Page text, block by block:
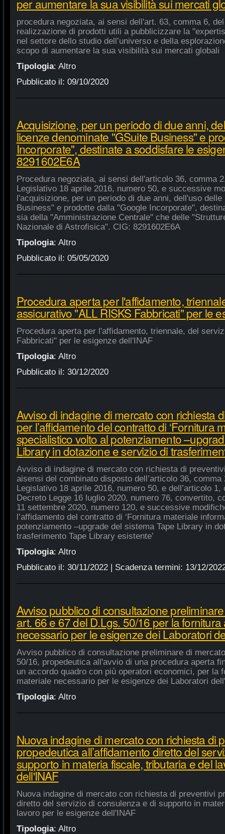
per aumentare la sua visibilità sui mercati
procedura negoziata, ai sensi dell'art. 63, comma 6,
realizzazione di prodotti utili a pubblicizzare la
nel settore dello studio dell’universo e della
scopo di aumentare la sua visibilità sui mercati globali
Tipologia: Altro
Pubblicato il: 09/10/2020
Acquisizione, per un periodo di due anni,
licenze denominate "GSuite Business" e
Incorporate", destinate a soddisfare le
8291602E6A
Procedura negoziata, ai sensi dell'articolo 36, comma
Legislativo 18 aprile 2016, numero 50, e successive
l'acquisizione, per un periodo di due anni, dell'uso
Business" e prodotte dalla "Google Incorporate",
sia della "Amministrazione Centrale" che delle
Nazionale di Astrofisica". CIG: 8291602E6A
Tipologia: Altro
Pubblicato il: 05/05/2020
Procedura aperta per l'affidamento,
assicurativo "ALL RISKS Fabbricati" per le
Procedura aperta per l'affidamento, triennale, del
Fabbricati" per le esigenze dell'INAF
Tipologia: Altro
Pubblicato il: 30/12/2020
Avviso di indagine di mercato con richiesta
per l’affidamento del contratto di ‘Fornitura
specialistico volto al potenziamento
Library in dotazione e servizio di
Avviso di indagine di mercato con richiesta di
aisensi del combinato disposto dell’articolo 36,
Legislativo 18 aprile 2016, numero 50, e dell’articolo
Decreto Legge 16 luglio 2020, numero 76, convertito,
11 settembre 2020, numero 120, e successive
l’affidamento del contratto di ‘Fornitura materiale
potenziamento –upgrade del sistema Tape Library in
trasferimento Tape Library esistente’
Tipologia: Altro
Pubblicato il: 30/11/2022| Scadenza termini: 13/12/
Avviso pubblico di consultazione
art. 66 e 67 del D.Lgs. 50/16 per la
necessario per le esigenze dei Laboratori
Avviso pubblico di consultazione preliminare di
50/16, propedeutica all'avvio di una procedura aperta
un accordo quadro con più operatori economici, per la
materiale necessario per le esigenze dei Laboratori
Tipologia: Altro
Nuova indagine di mercato con richiesta di
propedeutica all’affidamento diretto del
supporto in materia fiscale, tributaria e del
dell'INAF
Nuova indagine di mercato con richiesta di preventivi
diretto del servizio di consulenza e di supporto in
lavoro per le esigenze dell'INAF
Tipologia: Altro